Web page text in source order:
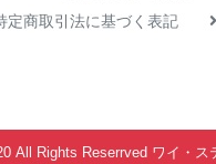
定商取引法に基づく表記
All Rights Reserrved ワイ・ス